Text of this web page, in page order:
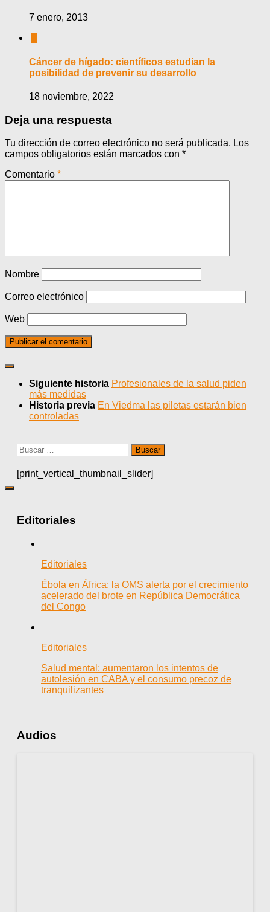
7 enero, 2013
Cáncer de hígado: científicos estudian la
posibilidad de prevenir su desarrollo
18 noviembre, 2022
Deja una respuesta
Tu dirección de correo electrónico no será publicada. Los
campos obligatorios están marcados con *
Comentario *
Nombre
Correo electrónico
Web
Siguiente historia Profesionales de la salud piden
más medidas
Historia previa En Viedma las piletas estarán bien
controladas
Buscar:
[print_vertical_thumbnail_slider]
Editoriales
Editoriales
Ébola en África: la OMS alerta por el crecimiento
acelerado del brote en República Democrática
del Congo
Editoriales
Salud mental: aumentaron los intentos de
autolesión en CABA y el consumo precoz de
tranquilizantes
Audios